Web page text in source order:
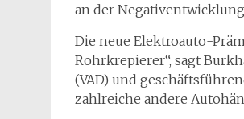
an der
Die neue Elektroauto-
Rohrkrepierer“, sagt
(VAD) und
zahlreiche andere